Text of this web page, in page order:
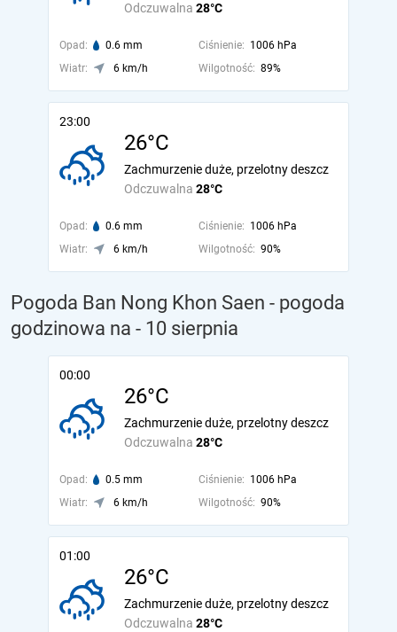
Odczuwalna 28°C
Opad: 0.6 mm Ciśnienie: 1006 hPa
Wiatr:
6 km/h Wilgotność: 89%
23:00
26°C
Odczuwalna 28°C
Zachmurzenie duże, przelotny deszcz
Opad: 0.6 mm Ciśnienie: 1006 hPa
Wiatr:
6 km/h Wilgotność: 90%
Pogoda Ban Nong Khon Saen - pogoda
godzinowa na - 10 sierpnia
00:00
26°C
Odczuwalna 28°C
Zachmurzenie duże, przelotny deszcz
Opad: 0.5 mm Ciśnienie: 1006 hPa
Wiatr:
6 km/h Wilgotność: 90%
01:00
26°C
Odczuwalna 28°C
Zachmurzenie duże, przelotny deszcz